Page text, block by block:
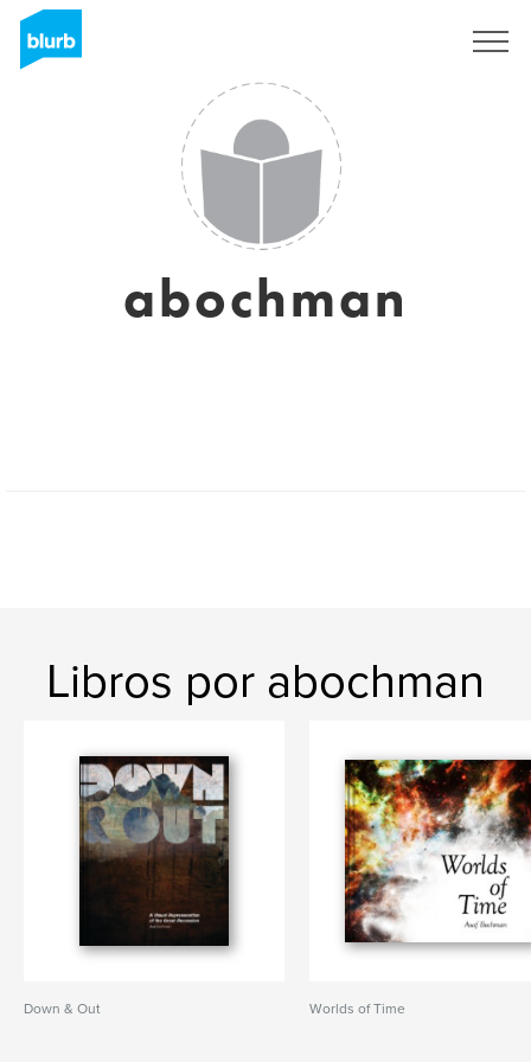
abochman
Libros por abochman
Down & Out Worlds of Time